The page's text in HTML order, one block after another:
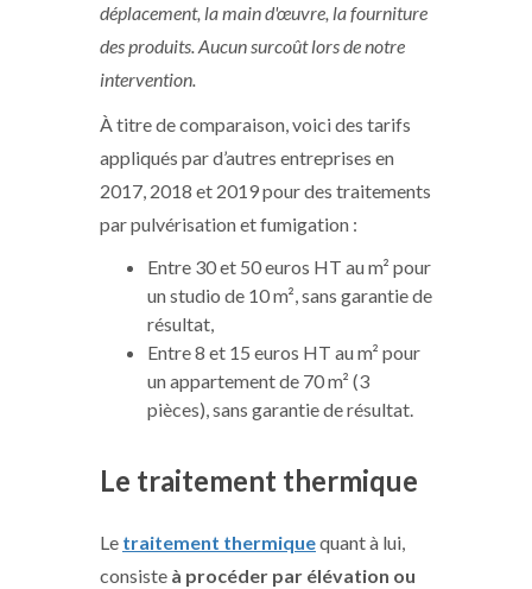
déplacement, la main d'œuvre, la fourniture
des produits. Aucun surcoût lors de notre
intervention.
À titre de comparaison, voici des tarifs
appliqués par d’autres entreprises en
2017, 2018 et 2019 pour des traitements
par pulvérisation et fumigation :
Entre 30 et 50 euros HT au m² pour
un studio de 10 m², sans garantie de
résultat,
Entre 8 et 15 euros HT au m² pour
un appartement de 70 m² (3
pièces), sans garantie de résultat.
Le traitement thermique
Le traitement thermiquequant à lui,
consiste à procéder par élévation ou